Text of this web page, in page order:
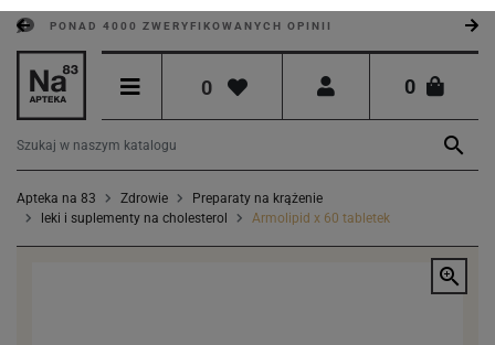
PONAD 4000 ZWERYFIKOWANYCH OPINII
0 0

Apteka na 83 Zdrowie
Preparaty na krążenie
leki i suplementy na cholesterol
Armolipid x 60 tabletek
